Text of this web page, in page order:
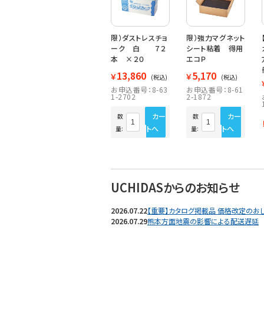
限）ダストレスチョ
ーク 白 ７２
本 ×２０
￥13,860 (税込)
お申込番号：8-63
1-2702
数
量:
カー
トへ
限）強力マグネット
シート粘着 得用
エコＰ
￥5,170 (税込)
お申込番号：8-61
2-1872
数
量:
カー
トへ
UCHIDASからのお知らせ
2026.07.22【重要】カタログ掲載品 価格改定のお
2026.07.29熊本方面地震の影響による配送遅延